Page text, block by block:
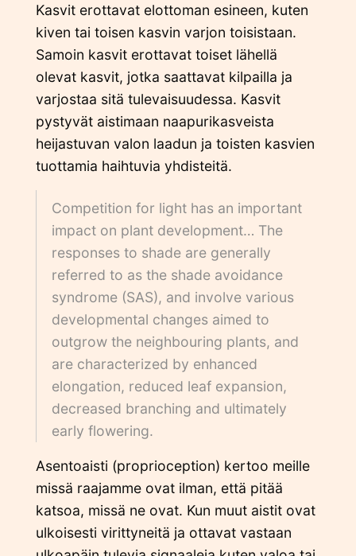
Kasvit erottavat elottoman esineen, kuten
kiven tai toisen kasvin varjon toisistaan.
Samoin kasvit erottavat toiset lähellä
olevat kasvit, jotka saattavat kilpailla ja
varjostaa sitä tulevaisuudessa. Kasvit
pystyvät aistimaan naapurikasveista
heijastuvan valon laadun ja toisten kasvien
tuottamia haihtuvia yhdisteitä.
Competition for light has an important
impact on plant development… The
responses to shade are generally
referred to as the shade avoidance
syndrome (SAS), and involve various
developmental changes aimed to
outgrow the neighbouring plants, and
are characterized by enhanced
elongation, reduced leaf expansion,
decreased branching and ultimately
early flowering.
Asentoaisti (proprioception) kertoo meille
missä raajamme ovat ilman, että pitää
katsoa, missä ne ovat. Kun muut aistit ovat
ulkoisesti virittyneitä ja ottavat vastaan